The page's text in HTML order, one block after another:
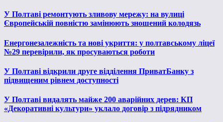
У Полтаві ремонтують зливову мережу: на вулиці
Європейській повністю замінюють зношений колодязь
Енергонезалежність та нові укриття: у полтавському ліцеї
№29 перевірили, як просуваються роботи
У Полтаві відкрили друге відділення ПриватБанку з
підвищеним рівнем доступності
У Полтаві видалять майже 200 аварійних дерев: КП
«Декоративні культури» уклало договір з підрядником